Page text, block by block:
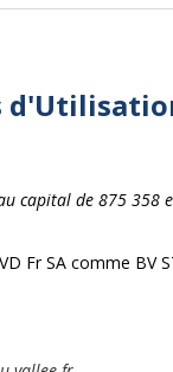
capital de 875 358
Fr SA comme BV